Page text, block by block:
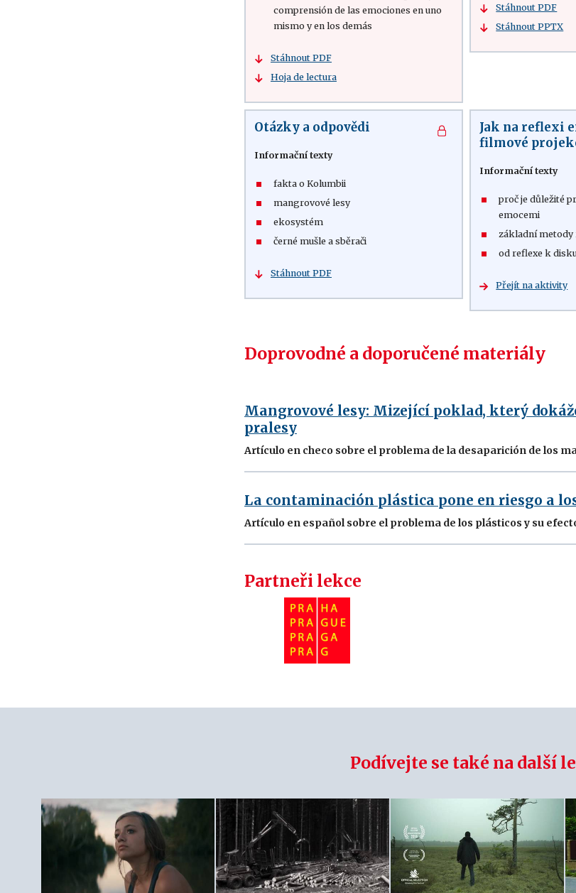
comprensión de las emociones en uno
mismo y en los demás
Stáhnout PDF
Hoja de lectura
Stáhnout PDF
Stáhnout PPTX
Otázky a odpovědi
Informační texty
fakta o Kolumbii
mangrovové lesy
ekosystém
černé mušle a sběrači
Stáhnout PDF
Jak na reflexi
filmové
Informační texty
proč je důležité
emocemi
základní metody
od reflexe k
Přejít na aktivity
Doprovodné a doporučené materiály
Mangrovové lesy: Mizející poklad, který
pralesy
Artículo en checo sobre el problema de la desaparición de los
La contaminación plástica pone en riesgo a
Artículo en español sobre el problema de los plásticos y su
Partneři lekce
Podívejte se také na další